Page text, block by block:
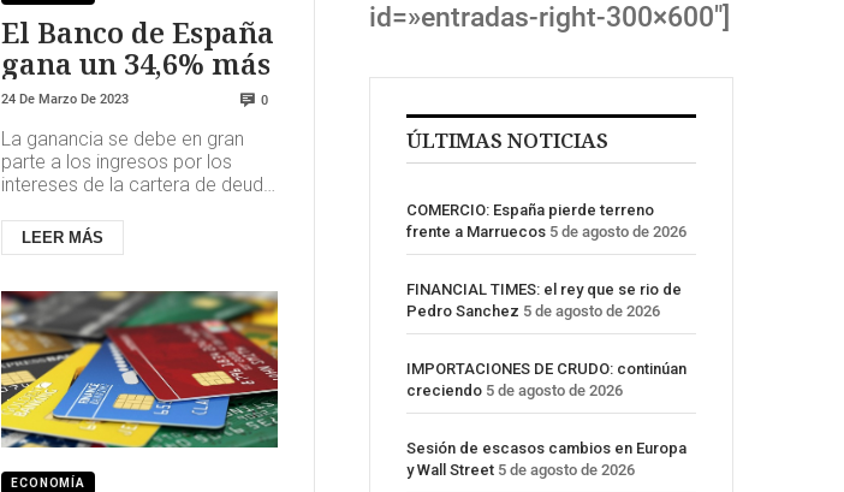
El Banco de España
gana un 34,6% más
24 De Marzo De 2023 0
La ganancia se debe en gran
parte a los ingresos por los
intereses de la cartera de deuda
mantiene de media un
rendimiento...
LEER MÁS
ECONOMÍA
id=»entradas-right-300×600″]
ÚLTIMAS NOTICIAS
COMERCIO: España pierde terreno
frente a Marruecos 5 de agosto de 2026
FINANCIAL TIMES: el rey que se rio de
Pedro Sanchez 5 de agosto de 2026
IMPORTACIONES DE CRUDO: continúan
creciendo 5 de agosto de 2026
Sesión de escasos cambios en Europa
y Wall Street 5 de agosto de 2026